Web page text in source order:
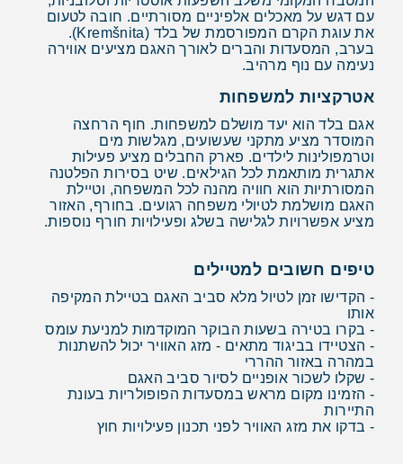
עם דגש על מאכלים אלפיניים מסורתיים. חובה לטעום
את עוגת הקרם המפורסמת של בלד (Kremšnita).
בערב, המסעדות והברים לאורך האגם מציעים אווירה
נעימה עם נוף מרהיב.
אטרקציות למשפחות
אגם בלד הוא יעד מושלם למשפחות. חוף הרחצה
המוסדר מציע מתקני שעשועים, מגלשות מים
וטרמפולינות לילדים. פארק החבלים מציע פעילות
אתגרית מותאמת לכל הגילאים. שיט בסירות הפלטנה
המסורתיות הוא חוויה מהנה לכל המשפחה, וטיילת
האגם מושלמת לטיולי משפחה רגועים. בחורף, האזור
מציע אפשרויות לגלישה בשלג ופעילויות חורף נוספות.
טיפים חשובים למטיילים
- הקדישו זמן לטיול מלא סביב האגם בטיילת המקיפה
אותו
- בקרו בטירה בשעות הבוקר המוקדמות למניעת עומס
- הצטיידו בביגוד מתאים - מזג האוויר יכול להשתנות
במהרה באזור ההררי
- שקלו לשכור אופניים לסיור סביב האגם
- הזמינו מקום מראש במסעדות הפופולריות בעונת
התיירות
- בדקו את מזג האוויר לפני תכנון פעילויות חוץ